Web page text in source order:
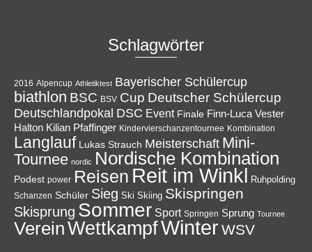
Schlagwörter
2016 Alpencup Athletiktest Bayerischer Schülercup
biathlon BSC BSV Cup Deutscher Schülercup
Deutschlandpokal DSC Event Finale Finn-Luca Vester
Halton Kilian Pfaffinger Kindervierschanzentournee Kombination
Langlauf Lukas Strauch Meisterschaft Mini-
Tournee nordic Nordische Kombination
Podest power Reisen Reit im Winkl Ruhpolding
Schanzen Schüler Sieg Ski Skiing Skispringen
Skisprung Sommer Sport Springen Sprung Tournee
VereinWettkampfWinterWSV